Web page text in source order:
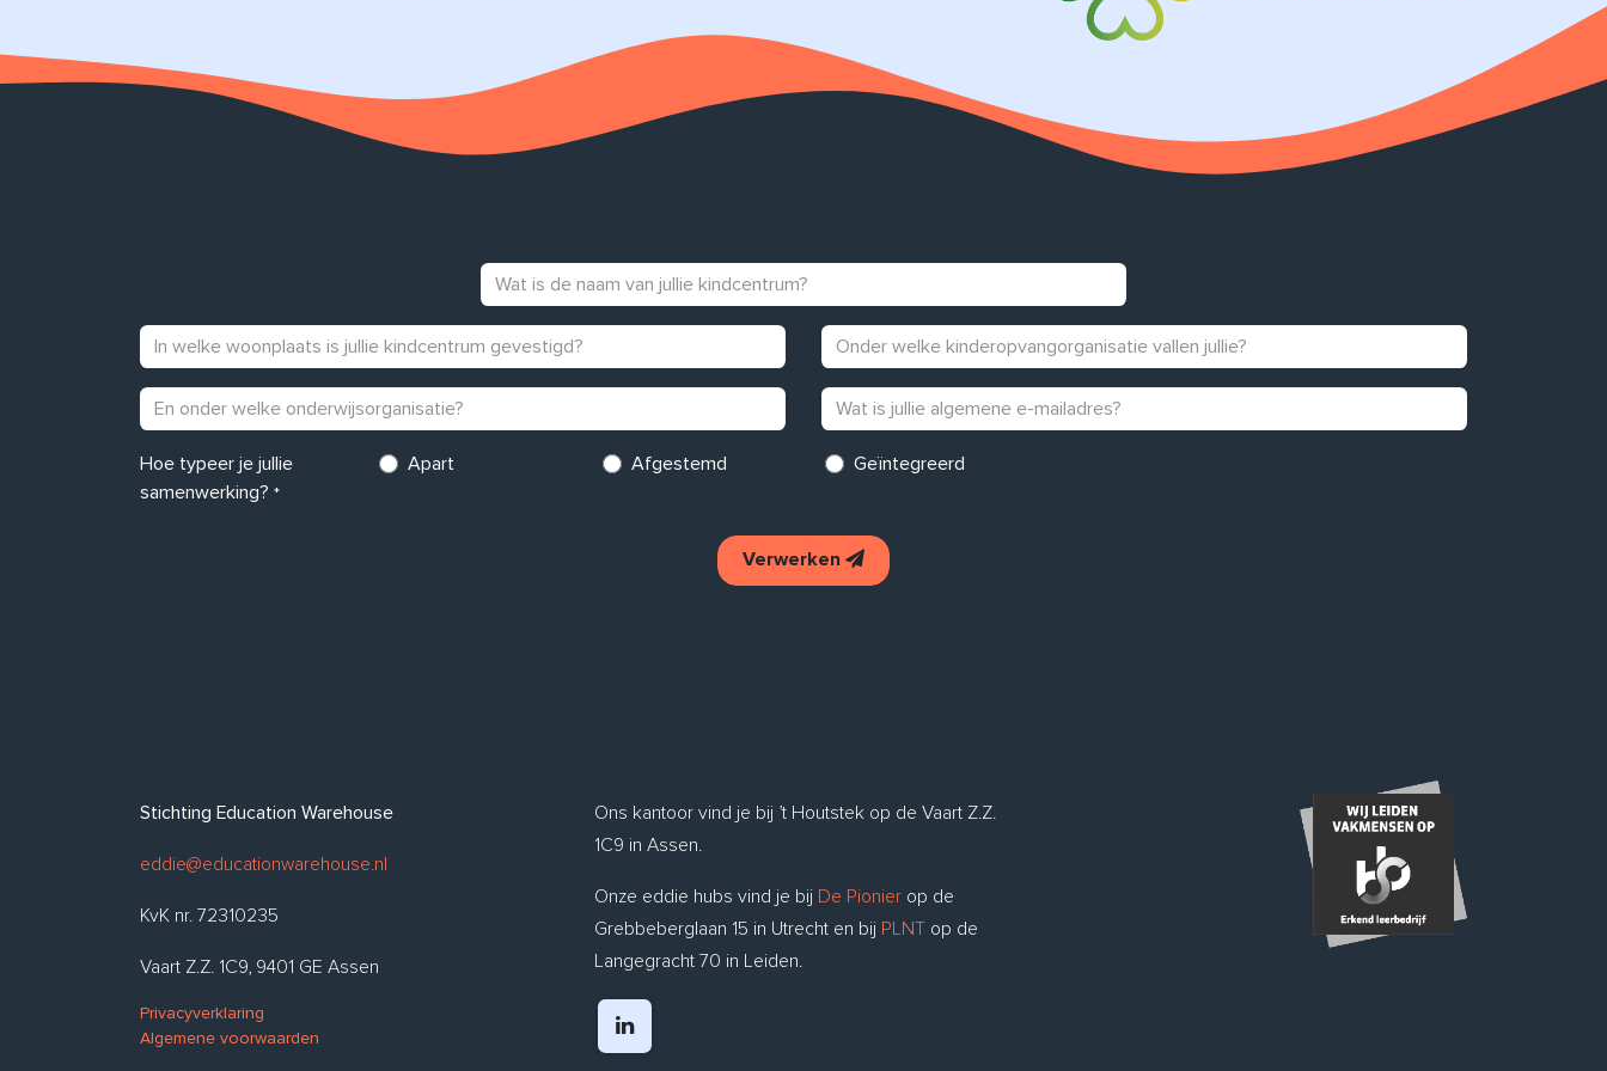
Hoe typeer je jullie
samenwerking? *
Apart Afgestemd Geïntegreerd
Verwerken
Stichting Education Warehouse
eddie@educationwarehouse.nl
KvK nr. 72310235
Vaart Z.Z. 1C9, 9401 GE Assen
Privacyverklaring
Algemene voorwaarden
Ons kantoor vind je bij ’t Houtstek op de Vaart Z.Z.
1C9 in Assen.
Onze eddie hubs vind je bij De Pionier op de
Grebbeberglaan 15 in Utrecht en bij PLNT op de
Langegracht 70 in Leiden.